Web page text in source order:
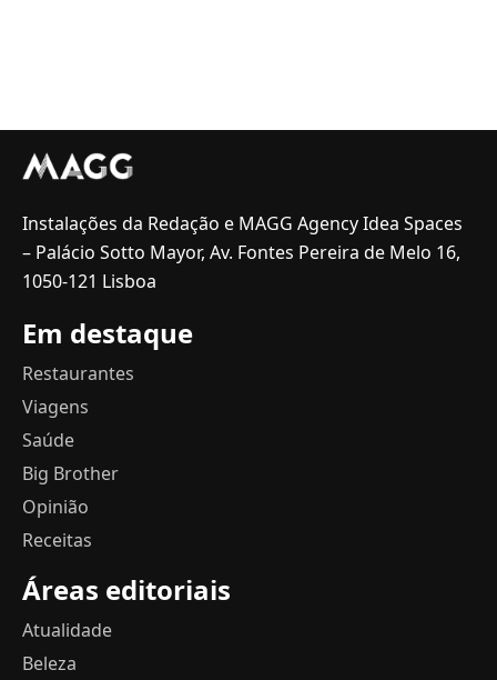
Instalações da Redação e MAGG Agency Idea Spaces
– Palácio Sotto Mayor, Av. Fontes Pereira de Melo 16,
1050-121 Lisboa
Em destaque
Restaurantes
Viagens
Saúde
Big Brother
Opinião
Receitas
Áreas editoriais
Atualidade
Beleza